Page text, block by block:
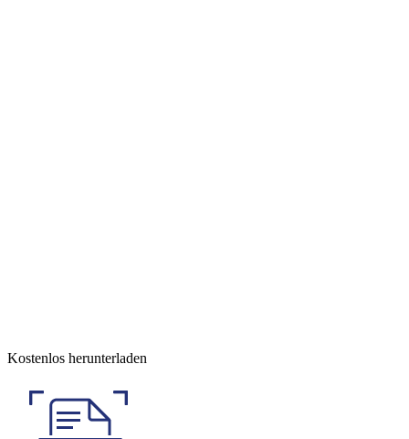
Kostenlos herunterladen